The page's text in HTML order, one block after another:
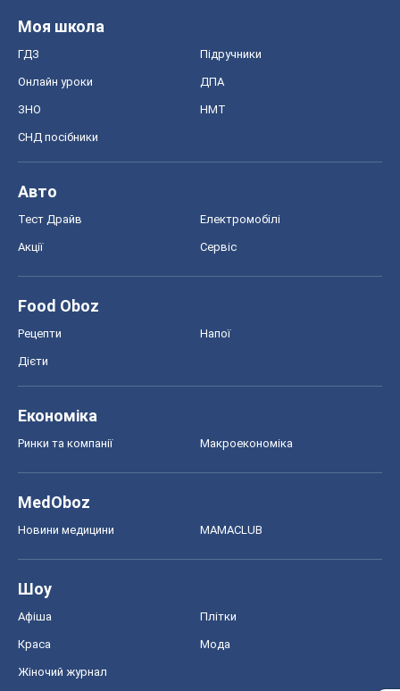
Моя школа
ГДЗ Підручники
Онлайн уроки ДПА
ЗНО НМТ
СНД посібники
Авто
Тест Драйв Електромобілі
Акції Сервіс
Food Oboz
Рецепти Напої
Дієти
Економіка
Ринки та компанії Макроекономіка
MedOboz
Новини медицини MAMACLUB
Шоу
Афіша Плітки
Краса Мода
Жіночий журнал